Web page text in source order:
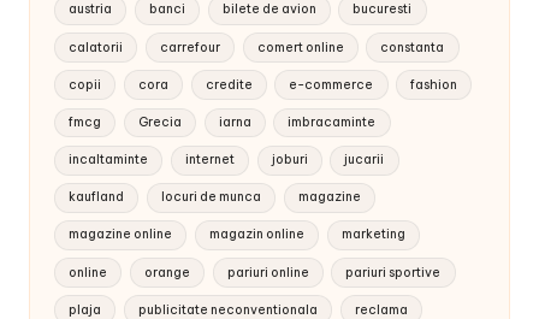
austria banci bilete de avion bucuresti
calatorii carrefour comert online constanta
copii cora credite e-commerce fashion
fmcg Grecia iarna imbracaminte
incaltaminte internet joburi jucarii
kaufland locuri de munca magazine
magazine online magazin online marketing
online orange pariuri online pariuri sportive
plaja publicitate neconventionala reclama